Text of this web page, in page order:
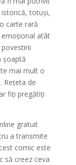
totuși,
carte rară
emoțional atât
șoaptă
mai mult o
Rețeta de
fiți pregătiți
gratuit
a transmite
comic este
să creez ceva